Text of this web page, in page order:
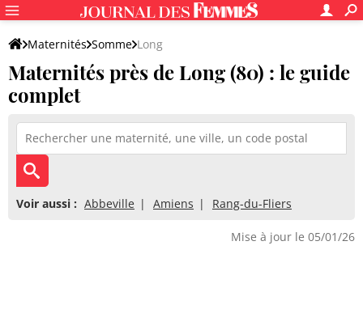
Maternités Somme Long
Maternités près de Long (80) : le guide
complet
Voir aussi : Abbeville Amiens Rang-du-Fliers
Mise à jour le 05/01/26